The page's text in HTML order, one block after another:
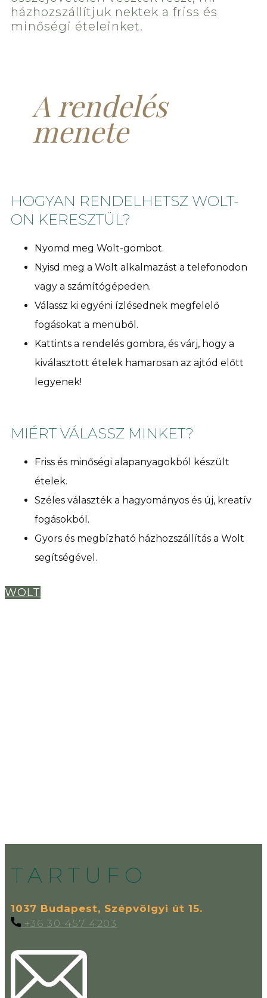
házhozszállítjuk nektek a friss és
minőségi ételeinket.
A rendelés
menete
HOGYAN RENDELHETSZ WOLT-
ON KERESZTÜL?
Nyomd meg Wolt-gombot.
Nyisd meg a Wolt alkalmazást a telefonodon
vagy a számítógépeden.
Válassz ki egyéni ízlésednek megfelelő
fogásokat a menüből.
Kattints a rendelés gombra, és várj, hogy a
kiválasztott ételek hamarosan az ajtód előtt
legyenek!
MIÉRT VÁLASSZ MINKET?
Friss és minőségi alapanyagokból készült
ételek.
Széles választék a hagyományos és új, kreatív
fogásokból.
Gyors és megbízható házhozszállítás a Wolt
segítségével.
WOLT
TARTUFO
1037 Budapest, Szépvölgyi út 15.
+36 30 457 4203